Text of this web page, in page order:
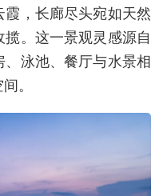
，长廊尽头宛如天然
。这一景观灵感源自
泳池、餐厅与水景相
。